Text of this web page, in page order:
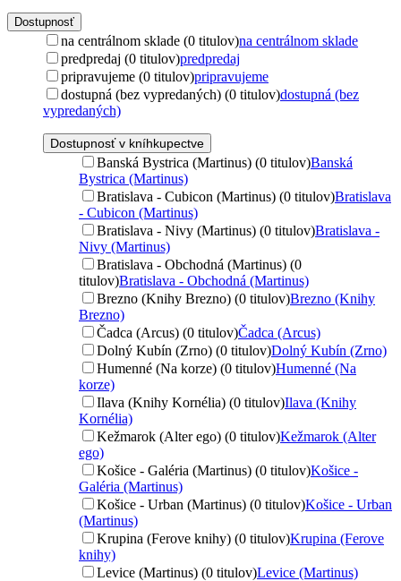
Dostupnosť
na centrálnom sklade (0 titulov)na centrálnom sklade
predpredaj (0 titulov)predpredaj
pripravujeme (0 titulov)pripravujeme
dostupná (bez vypredaných) (0 titulov)dostupná (bez
vypredaných)
Dostupnosť v kníhkupectve
Banská Bystrica (Martinus) (0 titulov)Banská
Bystrica (Martinus)
Bratislava - Cubicon (Martinus) (0 titulov)Bratislava
- Cubicon (Martinus)
Bratislava - Nivy (Martinus) (0 titulov)Bratislava -
Nivy (Martinus)
Bratislava - Obchodná (Martinus) (0
titulov)Bratislava - Obchodná (Martinus)
Brezno (Knihy Brezno) (0 titulov)Brezno (Knihy
Brezno)
Čadca (Arcus) (0 titulov)Čadca (Arcus)
Dolný Kubín (Zrno) (0 titulov)Dolný Kubín (Zrno)
Humenné (Na korze) (0 titulov)Humenné (Na
korze)
Ilava (Knihy Kornélia) (0 titulov)Ilava (Knihy
Kornélia)
Kežmarok (Alter ego) (0 titulov)Kežmarok (Alter
ego)
Košice - Galéria (Martinus) (0 titulov)Košice -
Galéria (Martinus)
Košice - Urban (Martinus) (0 titulov)Košice - Urban
(Martinus)
Krupina (Ferove knihy) (0 titulov)Krupina (Ferove
knihy)
Levice (Martinus) (0 titulov)Levice (Martinus)